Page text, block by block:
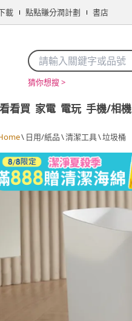
載 點點賺分潤計劃 書店
猜你想搜 >
看看買 家電 電玩 手機/相機
\ 日用/紙品\清潔工具\垃圾桶